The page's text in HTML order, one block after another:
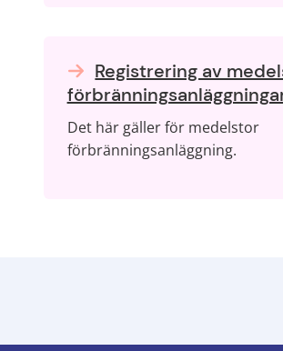
Registrering av
Det här gäller för medelstor
förbränningsanläggning.